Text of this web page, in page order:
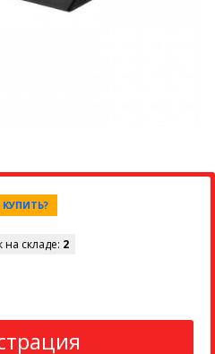
КУПИТЬ?
на складе: 2